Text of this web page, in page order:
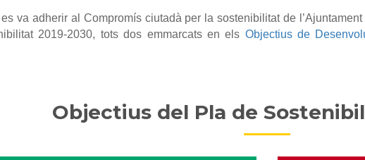
va adherir al Compromís ciutadà per la sostenibilitat de
2019-2030, tots dos emmarcats en els Objectius de
Objectius del Pla de